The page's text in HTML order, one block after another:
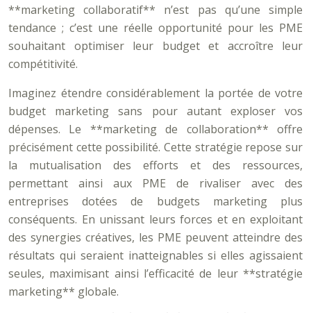
**marketing collaboratif** n’est pas qu’une simple
tendance ; c’est une réelle opportunité pour les PME
souhaitant optimiser leur budget et accroître leur
compétitivité.
Imaginez étendre considérablement la portée de votre
budget marketing sans pour autant exploser vos
dépenses. Le **marketing de collaboration** offre
précisément cette possibilité. Cette stratégie repose sur
la mutualisation des efforts et des ressources,
permettant ainsi aux PME de rivaliser avec des
entreprises dotées de budgets marketing plus
conséquents. En unissant leurs forces et en exploitant
des synergies créatives, les PME peuvent atteindre des
résultats qui seraient inatteignables si elles agissaient
seules, maximisant ainsi l’efficacité de leur **stratégie
marketing** globale.